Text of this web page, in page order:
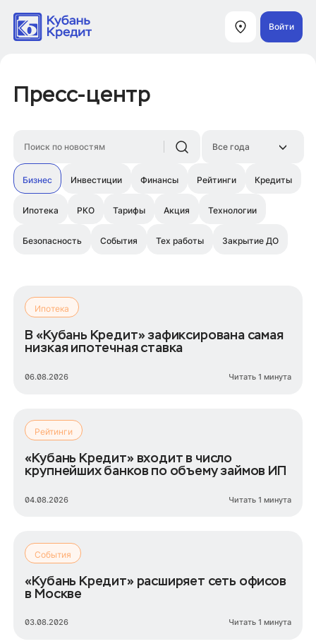
Войти
Пресс-центр
Бизнес Инвестиции Финансы Рейтинги Кредиты
Ипотека РКО Тарифы Акция Технологии
Безопасность События Тех работы Закрытие ДО
Ипотека
В «Кубань Кредит» зафиксирована самая
низкая ипотечная ставка
06.08.2026 Читать 1 минута
Рейтинги
«Кубань Кредит» входит в число
крупнейших банков по объему займов ИП
04.08.2026 Читать 1 минута
События
«Кубань Кредит» расширяет сеть офисов
в Москве
03.08.2026 Читать 1 минута